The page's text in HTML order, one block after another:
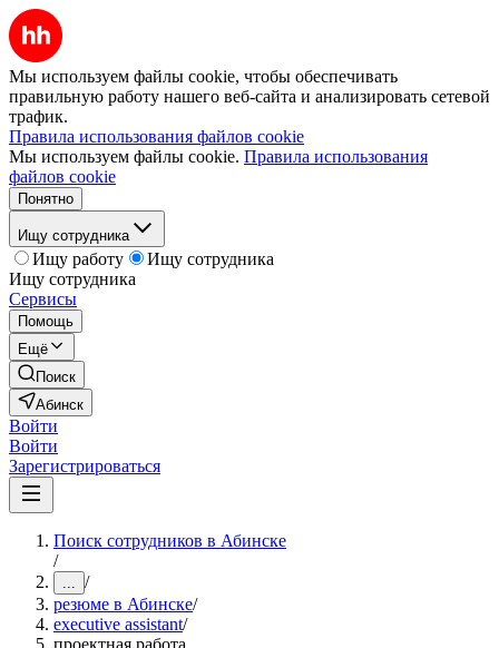
Мы используем файлы cookie, чтобы обеспечивать
правильную работу нашего веб-сайта и анализировать сетевой
трафик.
Правила использования файлов cookie
Мы используем файлы cookie. Правила использования
файлов cookie
Понятно
Ищу сотрудника
Ищу работу
Ищу сотрудника
Ищу сотрудника
Сервисы
Помощь
Ещё
Поиск
Абинск
Войти
Войти
Зарегистрироваться
Поиск сотрудников в Абинске
/
... /
резюме в Абинске/
executive assistant/
проектная работа